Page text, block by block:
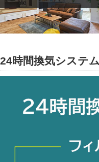
24時間換気システ